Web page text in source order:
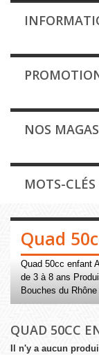
NOS
MOTS-CLÉS
Quad
Quad 50cc enfant
de 3 à 8 ans
Bouches du
QUAD 50CC
Il n'y a aucun